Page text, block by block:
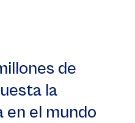
de
la
en el mundo